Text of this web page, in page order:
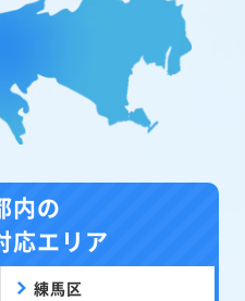
内の
応エリア
練馬区